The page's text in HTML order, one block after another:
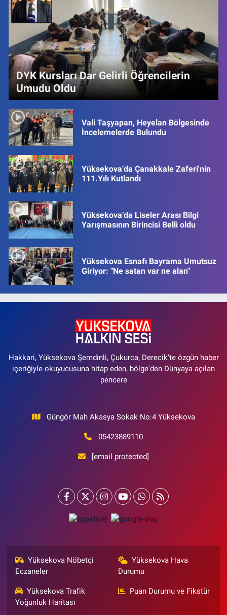
DYK Kursları Dar Gelirli Öğrencilerin
Umudu Oldu
Vali Taşyapan, Heyelan Bölgesinde
İncelemelerde Bulundu
Yüksekova’da Çanakkale Zaferi'nin
111.Yılı Kutlandı
Yüksekova’da Liseler Arası Bilgi
Yarışmasının Birincisi Belli oldu
Yüksekova Esnafı Bayrama Umutsuz
Giriyor: "Ne satan var ne alan"
Hakkari, Yüksekova Şemdinli, Çukurca, Derecik'te özgün haber
içeriğiyle okuyucusuna hitap eden, bölge'den Dünyaya açılan
pencere
Güngör Mah Akasya Sokak No:4 Yüksekova
05423889110
[email protected]
Yüksekova Nöbetçi
Eczaneler
Yüksekova Hava
Durumu
Yüksekova Trafik
Yoğunluk Haritası
Puan Durumu ve Fikstür